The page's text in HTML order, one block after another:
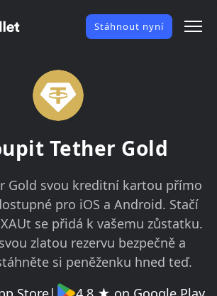
Stáhnout nyní
Tether Gold
Gold svou kreditní kartou přímo
pro iOS a Android. Stačí
se přidá k vašemu zůstatku.
zlatou rezervu bezpečně a
si peněženku hned teď.